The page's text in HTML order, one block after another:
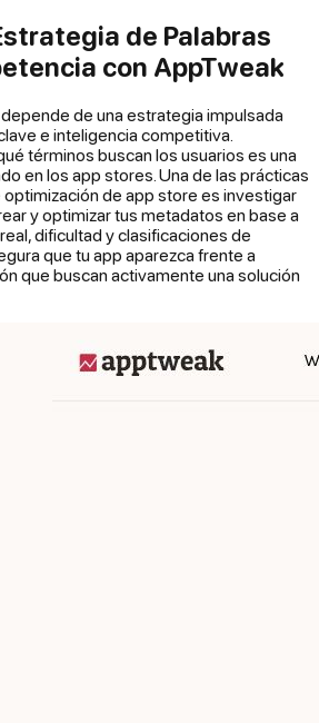
de Palabras
con AppTweak
de una estrategia impulsada
e inteligencia competitiva.
términos buscan los usuarios es una
en los app stores. Una de las prácticas
de app store es investigar
y optimizar tus metadatos en base a
dificultad y clasificaciones de
que tu app aparezca frente a
que buscan activamente una solución